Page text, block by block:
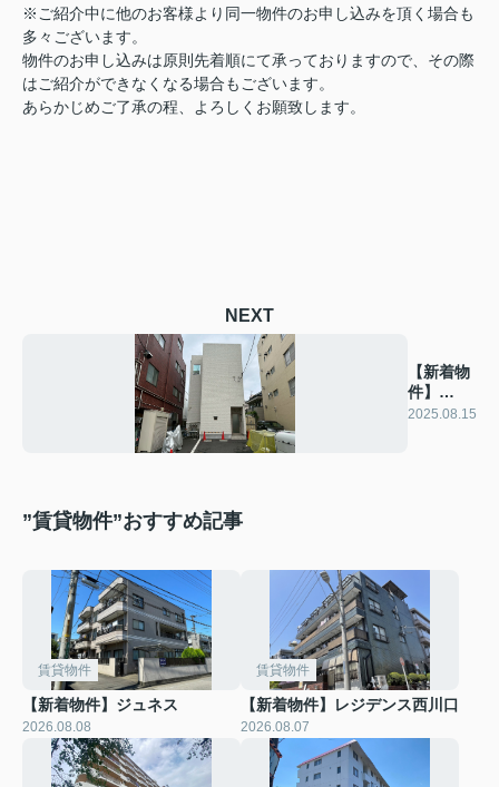
※ご紹介中に他のお客様より同一物件のお申し込みを頂く場合も
多々ございます。
物件のお申し込みは原則先着順にて承っておりますので、その際
はご紹介ができなくなる場合もございます。
あらかじめご了承の程、よろしくお願致します。
NEXT
【新着物
件】
Raffine
2025.08.15
”賃貸物件”おすすめ記事
賃貸物件
【新着物件】ジュネス
2026.08.08
賃貸物件
【新着物件】レジデンス西川口
2026.08.07